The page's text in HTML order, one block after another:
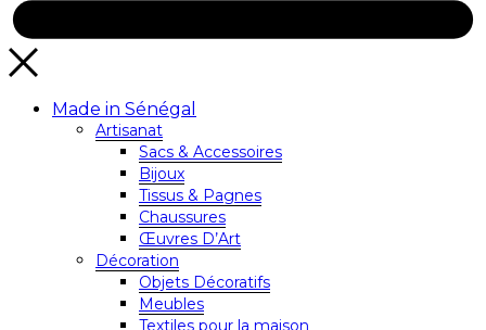
Made in Sénégal
Artisanat
Sacs & Accessoires
Bijoux
Tissus & Pagnes
Chaussures
Œuvres D’Art
Décoration
Objets Décoratifs
Meubles
Textiles pour la maison